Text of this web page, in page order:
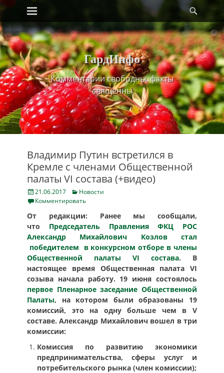
Skip
content
Primary Menu
ГардИнфо
Комментарии свободны, факты
священны
Владимир Путин встретился в
Кремле с членами Общественной
палаты VI состава (+видео)
Posted
on
21.06.2017 Categories
Новости
Комментировать
От редакции: Ранее мы сообщали,
что Председатель Правления ФКЦ РОС
Александр Михайлович Козлов стал
победителем в конкурсном отборе в члены
Общественной палаты VI состава. В
настоящее время Общественная палата VI
созыва начала работу. 19 июня состоялось
первое Пленарное заседание Общественной
Палаты, на котором были образованы 19
комиссий, это на одну больше чем в V
составе. Александр Михайлович вошел в три
комиссии:
Комиссия по развитию экономики
предпринимательства, сферы услуг и
потребительского рынка (член комиссии);